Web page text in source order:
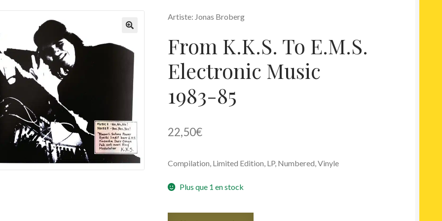
Artiste: Jonas Broberg
From K.K.S. To E.M.S.
Electronic Music
1983-85
22,50€
Compilation, Limited Edition, LP, Numbered, Vinyle
Plus que 1 en stock